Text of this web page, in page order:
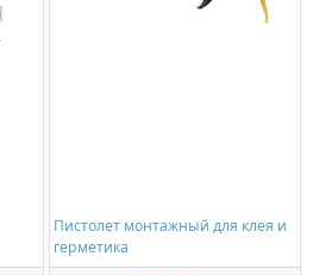
Пистолет монтажный для клея и
герметика